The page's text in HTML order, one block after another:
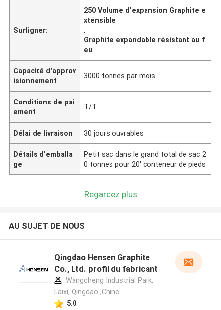
Surligner:
250 Volume d'expansion Graphite e
xtensible
,
Graphite expandable résistant au f
eu
Capacité d'approv
isionnement
3000 tonnes par mois
Conditions de pai
ement
T/T
Délai de livraison 30 jours ouvrables
Détails d'emballa
ge
Petit sac dans le grand total de sac 2
0 tonnes pour 20' conteneur de pieds
Regardez plus
AU SUJET DE NOUS
Qingdao Hensen Graphite
Co., Ltd. profil du fabricant
Wangcheng Industrial Park,
Laixi, Qingdao ,Chine
5.0